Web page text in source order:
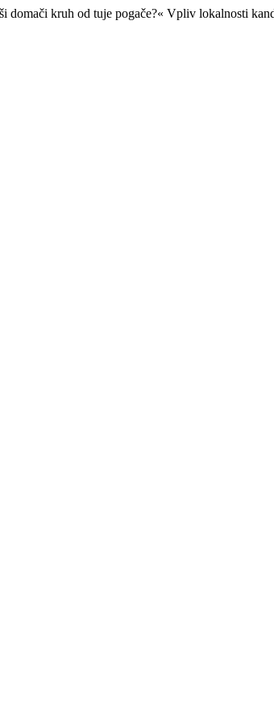
domači kruh od tuje pogače?« Vpliv lokalnosti